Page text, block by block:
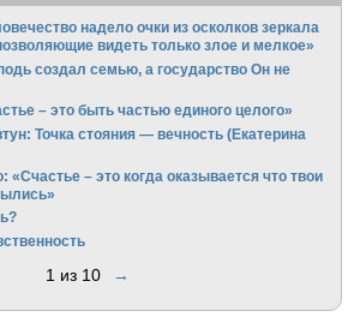
надело очки из осколков зеркала
видеть только злое и мелкое»
создал семью, а государство Он не
– это быть частью единого целого»
Точка стояния — вечность (Екатерина
– это когда оказывается что твои
1 из 10 →